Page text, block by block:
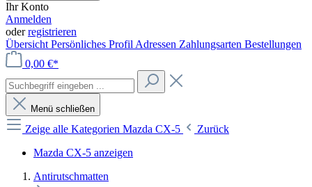
Ihr Konto
Anmelden
oderregistrieren
Übersicht Persönliches Profil Adressen Zahlungsarten Bestellungen
0,00 €*
Menü schließen
Zeige alle Kategorien Mazda CX-5
Zurück
Mazda CX-5 anzeigen
Antirutschmatten